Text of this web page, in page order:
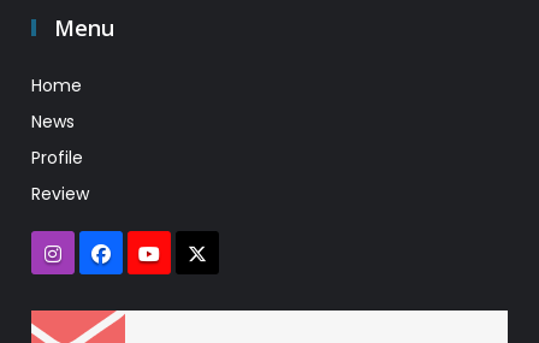
Menu
Home
News
Profile
Review